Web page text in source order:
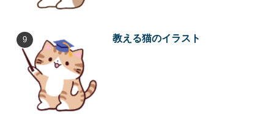
教える猫のイラスト